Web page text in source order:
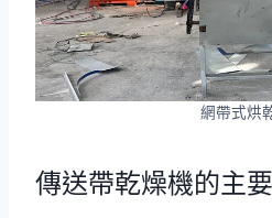
網帶式烘
傳送帶乾燥機的主